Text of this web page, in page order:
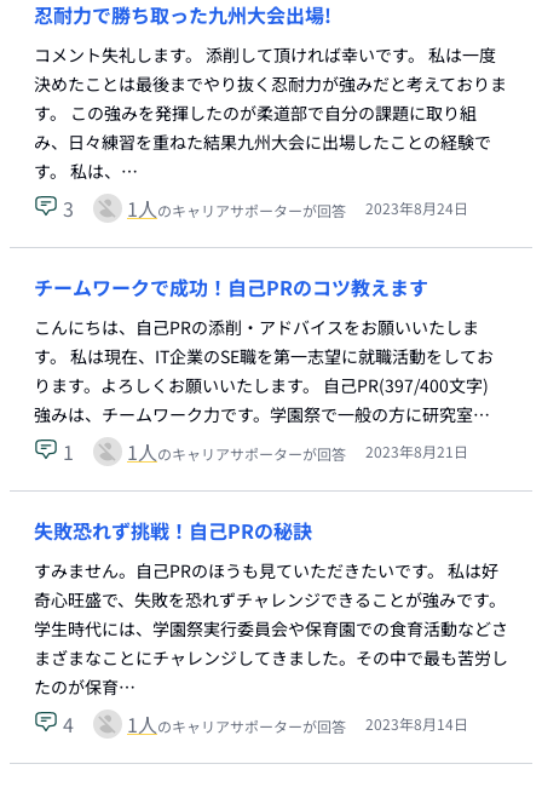
忍耐力で勝ち取った九州大会出場!
コメント失礼します。 添削して頂ければ幸いです。 私は一度
決めたことは最後までやり抜く忍耐力が強みだと考えておりま
す。 この強みを発揮したのが柔道部で自分の課題に取り組
み、日々練習を重ねた結果九州大会に出場したことの経験で
す。 私は、…
3 1人のキャリアサポーターが回答 2023年8月24日
チームワークで成功！自己PRのコツ教えます
こんにちは、自己PRの添削・アドバイスをお願いいたしま
す。 私は現在、IT企業のSE職を第一志望に就職活動をしてお
ります。よろしくお願いいたします。 自己PR(397/400文字)
強みは、チームワーク力です。学園祭で一般の方に研究室…
1 1人のキャリアサポーターが回答 2023年8月21日
失敗恐れず挑戦！自己PRの秘訣
すみません。自己PRのほうも見ていただきたいです。 私は好
奇心旺盛で、失敗を恐れずチャレンジできることが強みです。
学生時代には、学園祭実行委員会や保育園での食育活動などさ
まざまなことにチャレンジしてきました。その中で最も苦労し
たのが保育…
4 1人のキャリアサポーターが回答 2023年8月14日